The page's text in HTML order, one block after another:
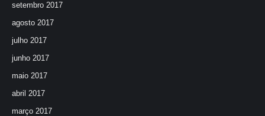
setembro 2017
agosto 2017
julho 2017
junho 2017
maio 2017
abril 2017
março 2017